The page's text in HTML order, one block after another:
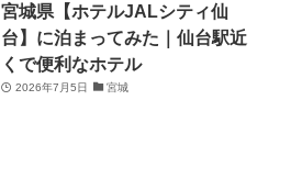
宮城県【ホテルJALシティ仙
台】に泊まってみた｜仙台駅近
くで便利なホテル
2026年7月5日 宮城